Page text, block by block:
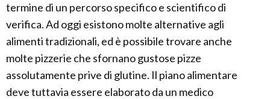
termine di un percorso specifico e scientifico di
verifica. Ad oggi esistono molte alternative agli
alimenti tradizionali, ed è possibile trovare anche
molte pizzerie che sfornano gustose pizze
assolutamente prive di glutine. Il piano alimentare
deve tuttavia essere elaborato da un medico